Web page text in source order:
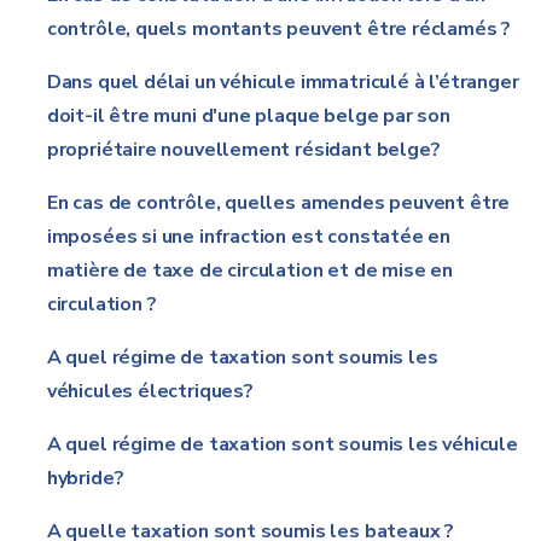
contrôle, quels montants peuvent être réclamés ?
Dans quel délai un véhicule immatriculé à l’étranger
doit-il être muni d'une plaque belge par son
propriétaire nouvellement résidant belge?
En cas de contrôle, quelles amendes peuvent être
imposées si une infraction est constatée en
matière de taxe de circulation et de mise en
circulation ?
A quel régime de taxation sont soumis les
véhicules électriques?
A quel régime de taxation sont soumis les véhicule
hybride?
A quelle taxation sont soumis les bateaux ?